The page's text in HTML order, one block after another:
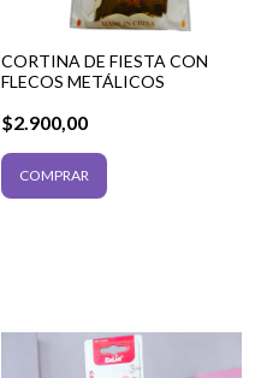
CORTINA DE FIESTA CON
FLECOS METÁLICOS
$2.900,00